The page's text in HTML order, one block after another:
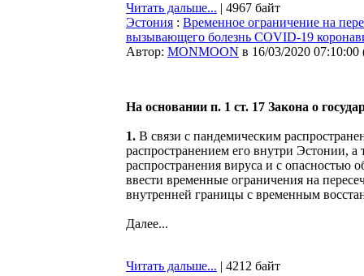
Читать дальше... | 4967 байт
Эстония : Временное ограничение на
вызывающего болезнь СOVID-19
Автор: MONMOON в 16/03/2020 07:10:00
На основании п. 1 ст. 17 Закона о
1. В связи с пандемическим
распространением его внутри Эстонии,
распространения вируса и с опасностью
ввести временные ограничения на
внутренней границы с временным
Далее...
Читать дальше... | 4212 байт